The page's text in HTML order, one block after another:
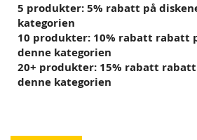
5 produkter: 5% rabatt på
kategorien
10 produkter: 10% rabatt rabatt
denne kategorien
20+ produkter: 15% rabatt
denne kategorien